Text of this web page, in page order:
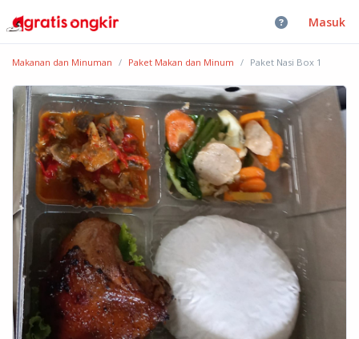
Masuk
Makanan dan Minuman Paket Makan dan Minum Paket Nasi Box 1